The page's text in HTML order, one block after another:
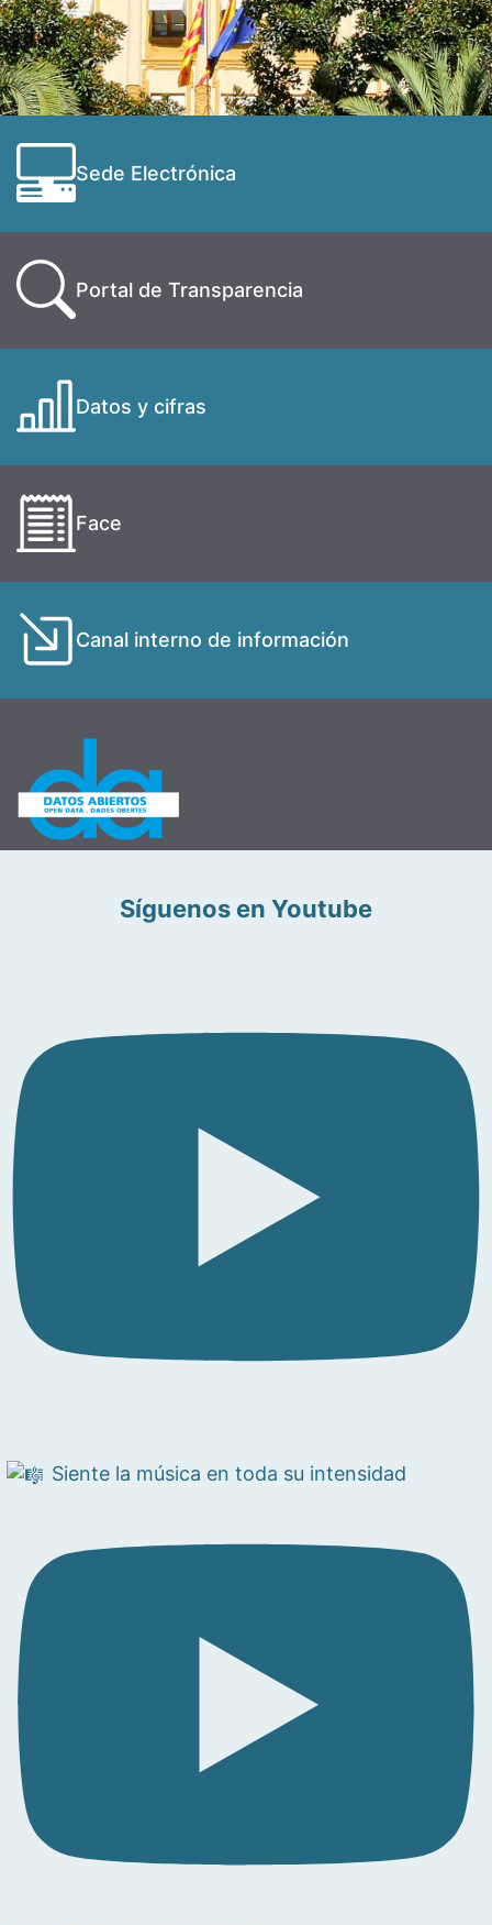
Sede Electrónica
Portal de Transparencia
Datos y cifras
Face
Canal interno de información
Síguenos en Youtube
Siente la música en toda su intensidad